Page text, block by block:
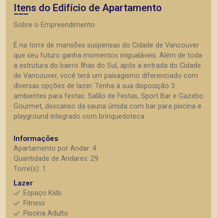
Itens do Edifício de Apartamento
Sobre o Empreendimento
É na torre de mansões suspensas do Cidade de Vancouver
que seu futuro ganha momentos inigualáveis. Além de toda
a estrutura do bairro Ilhas do Sul, após a entrada do Cidade
de Vancouver, você terá um paisagismo diferenciado com
diversas opções de lazer. Tenha à sua disposição 3
ambientes para festas: Salão de Festas, Sport Bar e Gazebo
Gourmet, descanso da sauna úmida com bar para piscina e
playground integrado com brinquedoteca.
Informações
Apartamento por Andar: 4
Quantidade de Andares: 29
Torre(s): 1
Lazer
Espaço Kids
Fitness
Piscina Adulto